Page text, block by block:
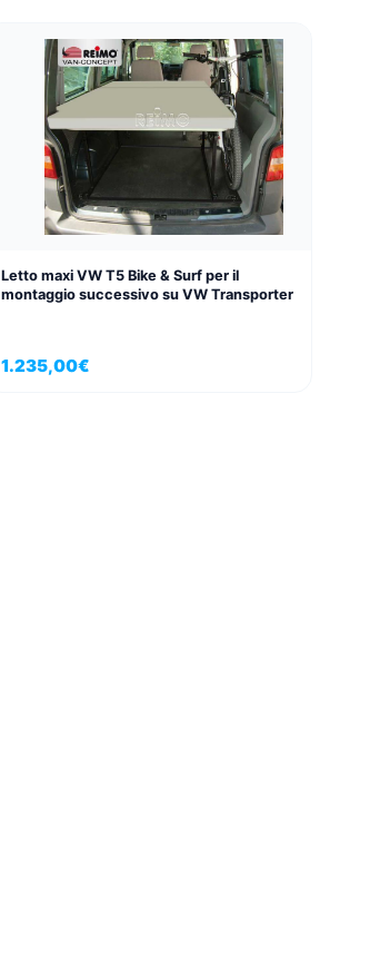
Letto maxi VW T5 Bike & Surf per il
montaggio successivo su VW Transporter
1.235,00€